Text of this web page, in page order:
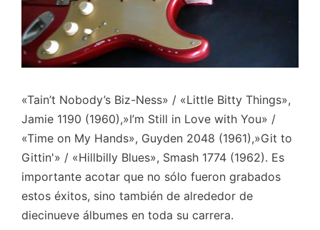
«Tain’t Nobody’s Biz-Ness» / «Little Bitty Things»,
Jamie 1190 (1960),»I’m Still in Love with You» /
«Time on My Hands», Guyden 2048 (1961),»Git to
Gittin'» / «Hillbilly Blues», Smash 1774 (1962). Es
importante acotar que no sólo fueron grabados
estos éxitos, sino también de alrededor de
diecinueve álbumes en toda su carrera.